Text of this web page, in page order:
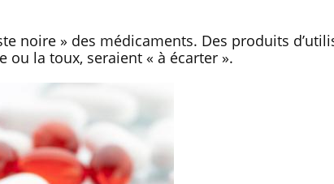
noire » des médicaments. Des produits
ou la toux, seraient « à écarter ».